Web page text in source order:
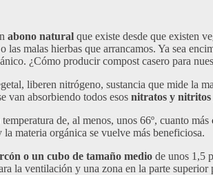
abono natural que existe desde que existen
las malas hierbas que arrancamos. Ya sea
¿Cómo producir compost casero para
liberen nitrógeno, sustancia que mide la
van absorbiendo todos esos nitratos y nitritos
de, al menos, unos 66º, cuanto más
materia orgánica se vuelve más beneficiosa.
o un cubo de tamaño medio de unos 1,5
la ventilación y una zona en la parte superior